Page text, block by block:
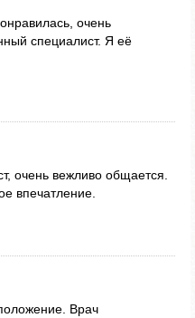
очень
специалист. Я её
очень вежливо общается.
впечатление.
Врач